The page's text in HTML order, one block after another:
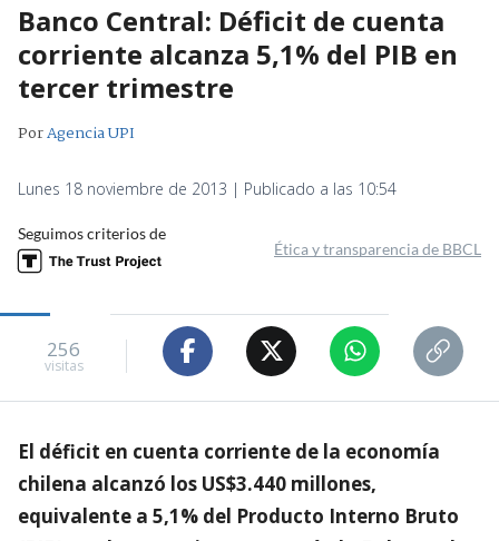
Banco Central: Déficit de cuenta
corriente alcanza 5,1% del PIB en
tercer trimestre
PorAgencia UPI
Lunes 18 noviembre de 2013 | Publicado a las 10:54
Seguimos criterios de
Ética y transparencia de BBCL
256
visitas
El déficit en cuenta corriente de la economía
chilena alcanzó los US$3.440 millones,
equivalente a 5,1% del Producto Interno Bruto